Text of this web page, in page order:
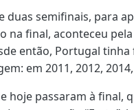
duas semifinais, para
na final, aconteceu
então, Portugal
em 2011, 2012,
hoje passaram à final,